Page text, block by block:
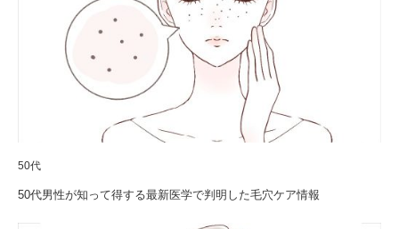
50代
50代男性が知って得する最新医学で判明した毛穴ケア情報